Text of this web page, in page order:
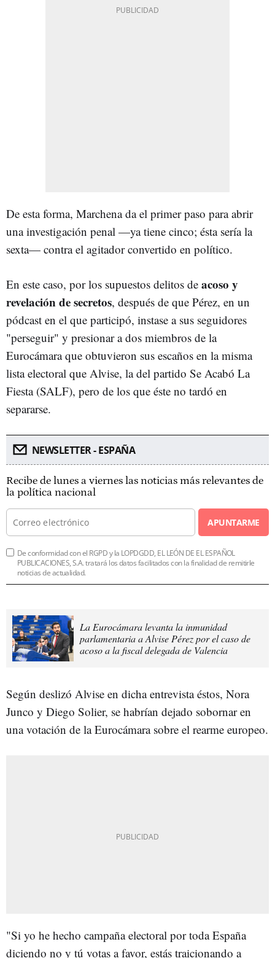
De esta forma, Marchena da el primer paso para abrir
una investigación penal —ya tiene cinco; ésta sería la
sexta— contra el agitador convertido en político.
En este caso, por los supuestos delitos de acoso y
revelación de secretos, después de que Pérez, en un
pódcast en el que participó, instase a sus seguidores
"perseguir" y presionar a dos miembros de la
Eurocámara que obtuvieron sus escaños en la misma
lista electoral que Alvise, la del partido Se Acabó La
Fiesta (SALF), pero de los que éste no tardó en
separarse.
NEWSLETTER - ESPAÑA
Recibe de lunes a viernes las noticias más relevantes de
la política nacional
APUNTARME
De conformidad con el RGPD y la LOPDGDD, EL LEÓN DE EL ESPAÑOL
PUBLICACIONES, S.A. tratará los datos facilitados con la finalidad de remitirle
noticias de actualidad.
La Eurocámara levanta la inmunidad
parlamentaria a Alvise Pérez por el caso de
acoso a la fiscal delegada de Valencia
Según deslizó Alvise en dicha entrevista éstos, Nora
Junco y Diego Solier, se habrían dejado sobornar en
una votación de la Eurocámara sobre el rearme europeo.
"Si yo he hecho campaña electoral por toda España
diciendo no y tú votas a favor, estás traicionando a